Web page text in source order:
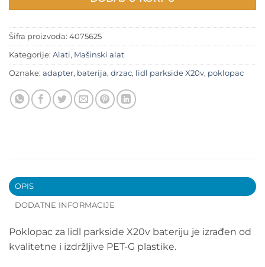
Šifra proizvoda: 4075625
Kategorije: Alati, Mašinski alat
Oznake: adapter, baterija, drzac, lidl parkside X20v, poklopac
OPIS
DODATNE INFORMACIJE
Poklopac za lidl parkside X20v bateriju je izrađen od
kvalitetne i izdržljive PET-G plastike.